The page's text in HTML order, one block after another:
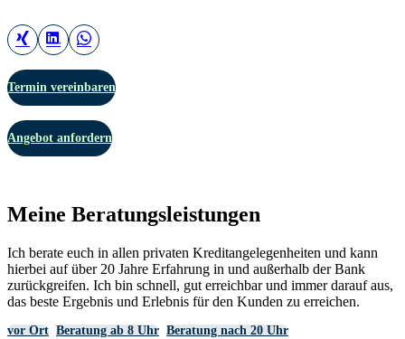
Termin vereinbaren
Angebot anfordern
Meine Beratungsleistungen
Ich berate euch in allen privaten Kreditangelegenheiten und kann
hierbei auf über 20 Jahre Erfahrung in und außerhalb der Bank
zurückgreifen. Ich bin schnell, gut erreichbar und immer darauf aus,
das beste Ergebnis und Erlebnis für den Kunden zu erreichen.
vor Ort Beratung ab 8 Uhr Beratung nach 20 Uhr